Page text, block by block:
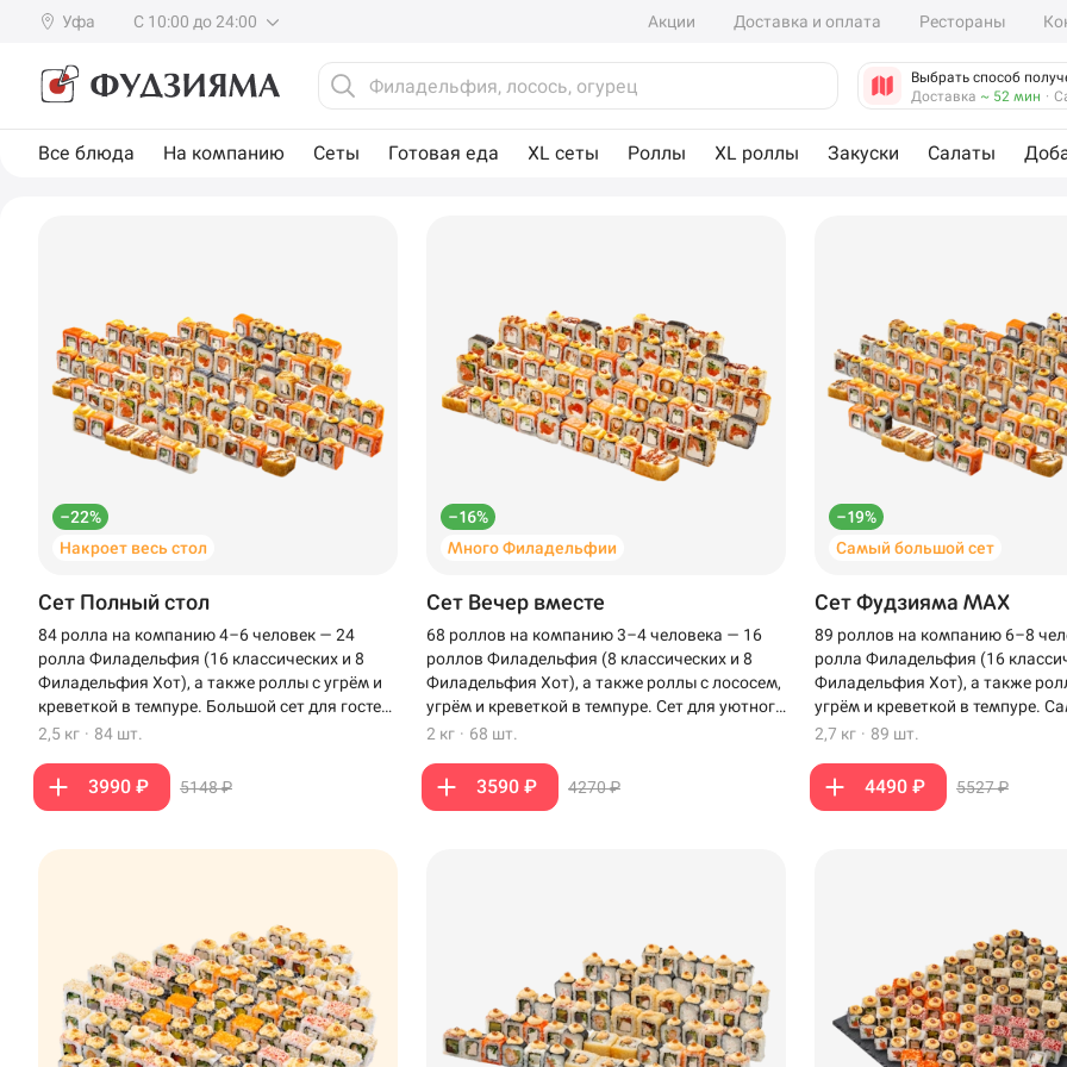
Уфа С 10:00 до 24:00 Акции Доставка и оплата Рестораны
Выбрать способ
Доставка ~ 52 мин ·
Все блюда На компанию Сеты Готовая еда XL сеты Роллы XL роллы Закуски Салаты
–22%
Накроет весь стол
Сет Полный стол
84 ролла на компанию 4–6 человек — 24
ролла Филадельфия (16 классических и 8
Филадельфия Хот), а также роллы с угрём и
креветкой в темпуре. Большой сет для гостей,
чтобы накрыть полный стол.
2,5 кг · 84 шт.
3990 ₽ 5148 ₽
–16%
Много Филадельфии
Сет Вечер вместе
68 роллов на компанию 3–4 человека — 16
роллов Филадельфия (8 классических и 8
Филадельфия Хот), а также роллы с лососем,
угрём и креветкой в темпуре. Сет для уютного
вечера с близкими.
2 кг · 68 шт.
3590 ₽ 4270 ₽
–19%
Самый большой сет
Сет Фудзияма MAX
89 роллов на компанию 6–8
ролла Филадельфия (16
Филадельфия Хот), а также
угрём и креветкой в темпуре.
сет для компании, когда
2,7 кг · 89 шт.
4490 ₽ 5527 ₽